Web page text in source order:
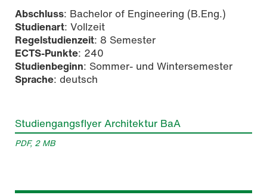
Abschluss: Bachelor of Engineering (B.Eng.)
Studienart: Vollzeit
Regelstudienzeit: 8 Semester
ECTS-Punkte: 240
Studienbeginn: Sommer- und Wintersemester
Sprache: deutsch
Studiengangsflyer Architektur BaA
PDF, 2 MB